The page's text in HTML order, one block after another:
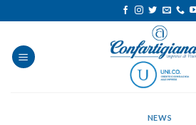
ai
contenuti
NEWS